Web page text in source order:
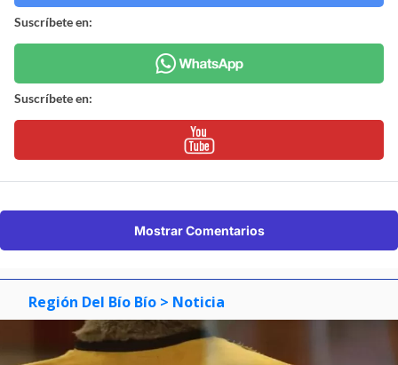
Suscríbete en:
Suscríbete en:
Mostrar Comentarios
Región Del Bío Bío > Noticia